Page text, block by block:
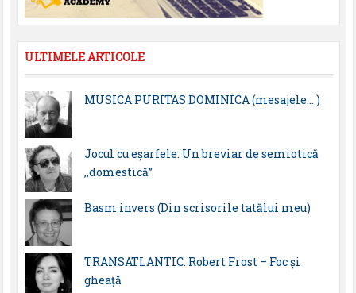
ULTIMELE ARTICOLE
MUSICA PURITAS DOMINICA (mesajele… )
Jocul cu eșarfele. Un breviar de semiotică
,,domestică”
Basm invers (Din scrisorile tatălui meu)
TRANSATLANTIC. Robert Frost – Foc și
gheață